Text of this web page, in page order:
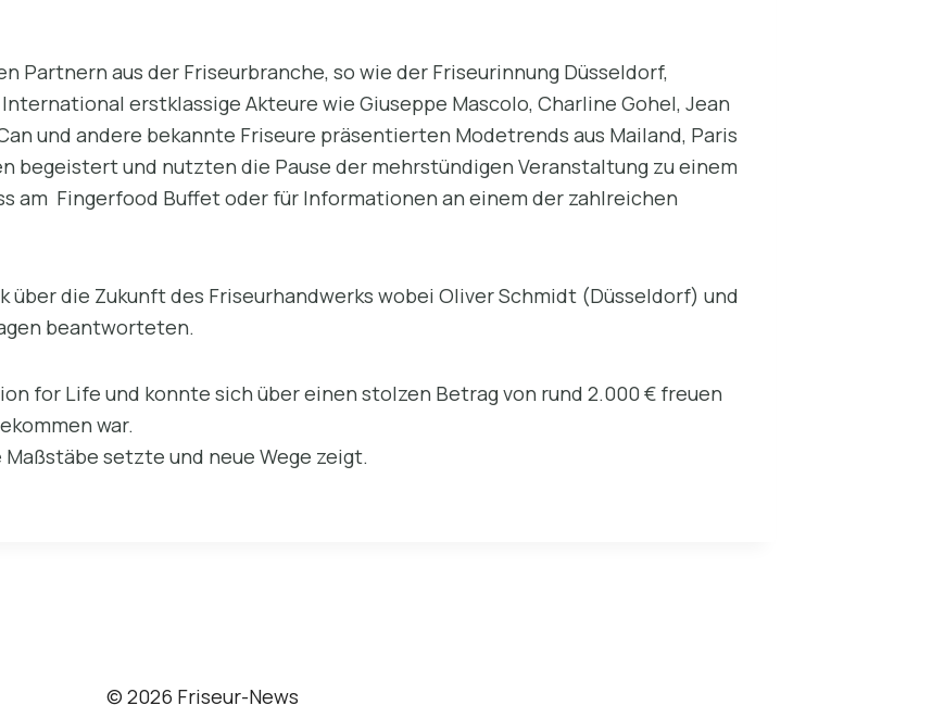
Partnern aus der Friseurbranche, so wie der Friseurinnung Düsseldorf,
erstklassige Akteure wie Giuseppe Mascolo, Charline Gohel, Jean
und andere bekannte Friseure präsentierten Modetrends aus Mailand, Paris
begeistert und nutzten die Pause der mehrstündigen Veranstaltung zu einem
am Fingerfood Buffet oder für Informationen an einem der zahlreichen
über die Zukunft des Friseurhandwerks wobei Oliver Schmidt (Düsseldorf) und
beantworteten.
for Life und konnte sich über einen stolzen Betrag von rund 2.000 € freuen
war.
setzte und neue Wege zeigt.
© 2026 Friseur-News